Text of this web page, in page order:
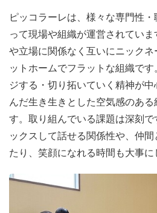
また、「妊娠葛藤」の背景にあ
プローチとして、現場の声を社
員のスキルアップを目的とした研
ロダクティブ・ヘルス＆ライツ
る提言活動など、ビジョンの実
にチャレンジしています。
◆ファンドレイジング・企業連携
たとえ「にんしん」が困りごとに
いえる、「大丈夫」「生きてい
つくりたいー広報・ファンドレ
そういった目指す社会を作るた
ピッコラーレは、様々な専門性
って現場や組織が運営されてい
や立場に関係なく互いにニック
ットホームでフラットな組織で
ジする・切り拓いていく精神が
んだ生き生きとした空気感のある
す。取り組んでいる課題は深刻
ックスして話せる関係性や、仲
たり、笑顔になれる時間も大事に